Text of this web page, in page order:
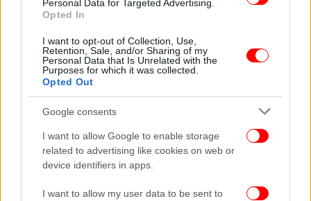
Personal Data for Targeted Advertising.
Opted In
I want to opt-out of Collection, Use,
Retention, Sale, and/or Sharing of my
Personal Data that Is Unrelated with the
Purposes for which it was collected.
Opted Out
Google consents
I want to allow Google to enable storage
related to advertising like cookies on web or
device identifiers in apps.
I want to allow my user data to be sent to
ΟΙΚΟΝΟΜΙΑ 23/07/2026 14:14
Πάνω από 200 ελληνικές επιχειρήσεις στα ΗΑΕ
-Επενδύσεις έως 700 εκατ. ευρώ, 8.000
Έλληνες επαγγελματίες